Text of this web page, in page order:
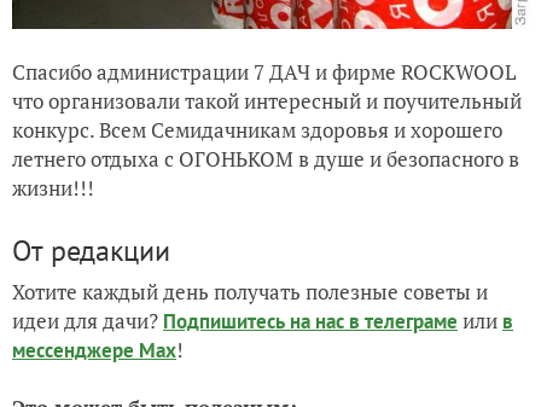
Спасибо администрации 7 ДАЧ и фирме ROCKWOOL
что организовали такой интересный и поучительный
конкурс. Всем Семидачникам здоровья и хорошего
летнего отдыха с ОГОНЬКОМ в душе и безопасного в
жизни!!!
От редакции
Хотите каждый день получать полезные советы и
идеи для дачи? Подпишитесь на нас в телеграме или в
мессенджере Max!